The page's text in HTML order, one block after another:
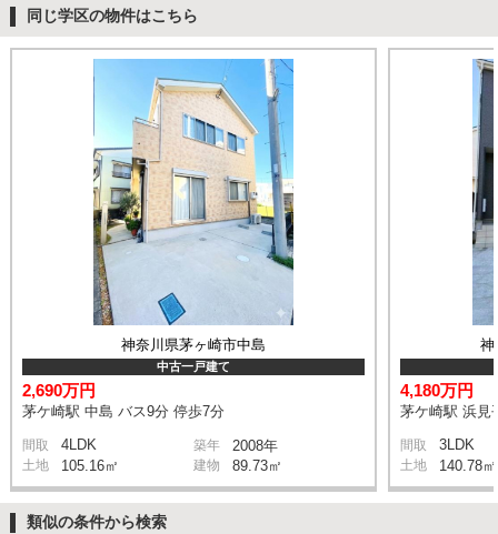
同じ学区の物件はこちら
神奈川県茅ヶ崎市中島
中古一戸建て
2,690万円
茅ケ崎駅 中島 バス9分 停歩7分
間取 4LDK 築年 2008年
土地 105.16㎡ 建物 89.73㎡
神
4,180万円
茅ケ崎駅 浜見
間取 3LDK
土地 140.78㎡
類似の条件から検索